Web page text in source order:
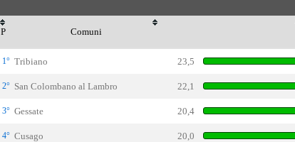
P Comuni
1° Tribiano 23,5
2° San Colombano al Lambro 22,1
3° Gessate 20,4
4° Cusago 20,0